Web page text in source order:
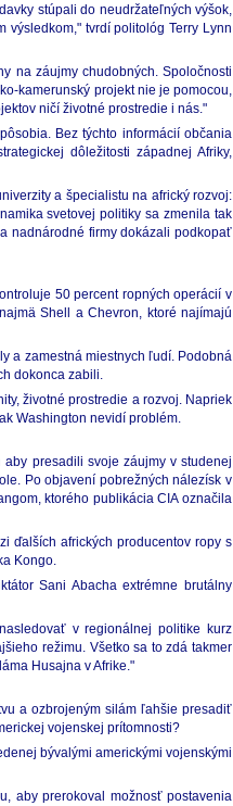
stúpali do neudržateľných výšok,
tvrdí politológ Terry Lynn
na záujmy chudobných. Spoločnosti
kamerunský projekt nie je pomocou,
ničí životné prostredie i nás."
Bez týchto informácií občania
dôležitosti západnej Afriky,
a špecialistu na africký rozvoj:
svetovej politiky sa zmenila tak
nadnárodné firmy dokázali podkopať
50 percent ropných operácií v
Shell a Chevron, ktoré najímajú
a zamestná miestnych ľudí. Podobná
dokonca zabili.
životné prostredie a rozvoj. Napriek
Washington nevidí problém.
presadili svoje záujmy v studenej
Po objavení pobrežných nálezísk v
ktorého publikácia CIA označila
ďalších afrických producentov ropy s
Kongo.
Sani Abacha extrémne brutálny
v regionálnej politike kurz
režimu. Všetko sa to zdá takmer
Husajna v Afrike."
a ozbrojeným silám ľahšie presadiť
vojenskej prítomnosti?
bývalými americkými vojenskými
aby prerokoval možnosť postavenia